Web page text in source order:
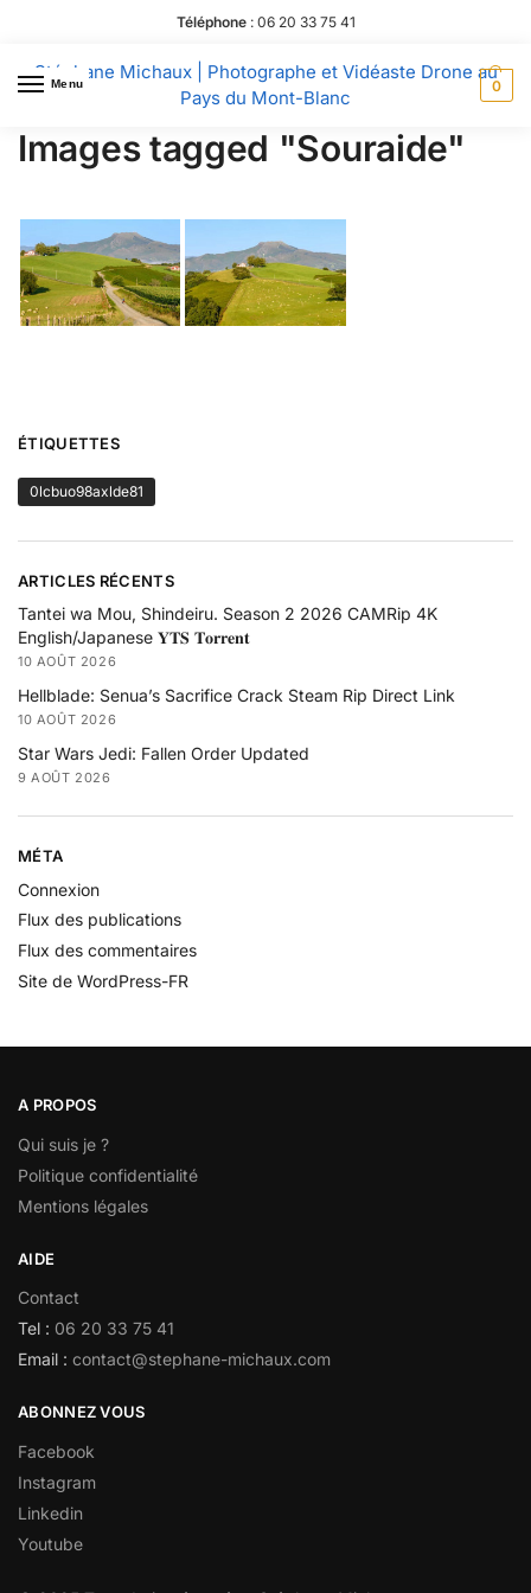
Téléphone: 06 20 33 75 41
Menu
Stéphane Michaux | Photographe et Vidéaste Drone au
Pays du Mont-Blanc
0
Images tagged "Souraide"
ÉTIQUETTES
0lcbuo98axlde81
ARTICLES RÉCENTS
Tantei wa Mou, Shindeiru. Season 2 2026 CAMRip 4K
English/Japanese 𝐘𝐓𝐒 𝐓𝐨𝐫𝐫𝐞𝐧𝐭
10 AOÛT 2026
Hellblade: Senua’s Sacrifice Crack Steam Rip Direct Link
10 AOÛT 2026
Star Wars Jedi: Fallen Order Updated
9 AOÛT 2026
MÉTA
Connexion
Flux des publications
Flux des commentaires
Site de WordPress-FR
A PROPOS
Qui suis je ?
Politique confidentialité
Mentions légales
AIDE
Contact
Tel : 06 20 33 75 41
Email : contact@stephane-michaux.com
ABONNEZ VOUS
Facebook
Instagram
Linkedin
Youtube